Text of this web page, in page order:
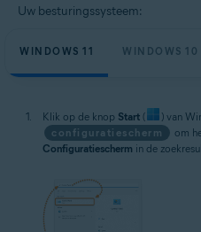
Uw besturingssysteem:
WINDOWS 11 WINDOWS 10
Klik op de knop Start (
) van
configuratiescherm
om
Configuratiescherm in de